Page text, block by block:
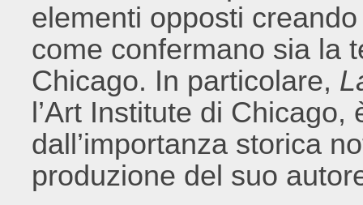
elementi opposti
come confermano sia la
Chicago. In particolare,
l’Art Institute di
dall’importanza storica
produzione del suo